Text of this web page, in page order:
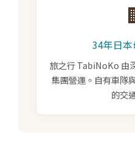
34年日
旅之行 TabiNoKo 由
集團營運。自有車隊
的交